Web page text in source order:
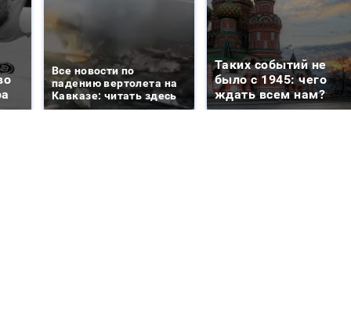
Все новости по
падению вертолета на
Кавказе: читать здесь
Таких событий не
было с 1945: чего
ждать всем нам?